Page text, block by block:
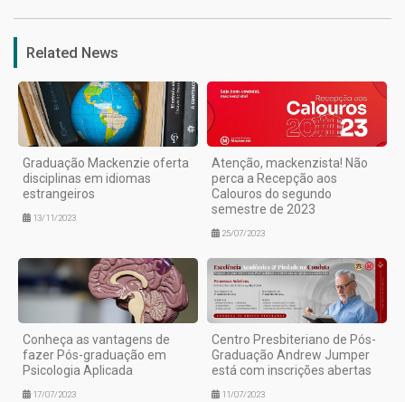
Related News
Graduação Mackenzie oferta
disciplinas em idiomas
estrangeiros
13/11/2023
Atenção, mackenzista! Não
perca a Recepção aos
Calouros do segundo
semestre de 2023
25/07/2023
Conheça as vantagens de
fazer Pós-graduação em
Psicologia Aplicada
17/07/2023
Centro Presbiteriano de Pós-
Graduação Andrew Jumper
está com inscrições abertas
11/07/2023